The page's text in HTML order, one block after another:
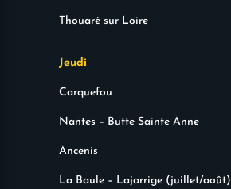
Thouaré sur Loire
Jeudi
Carquefou
Nantes – Butte Sainte Anne
Ancenis
La Baule – Lajarrige (juillet/août)